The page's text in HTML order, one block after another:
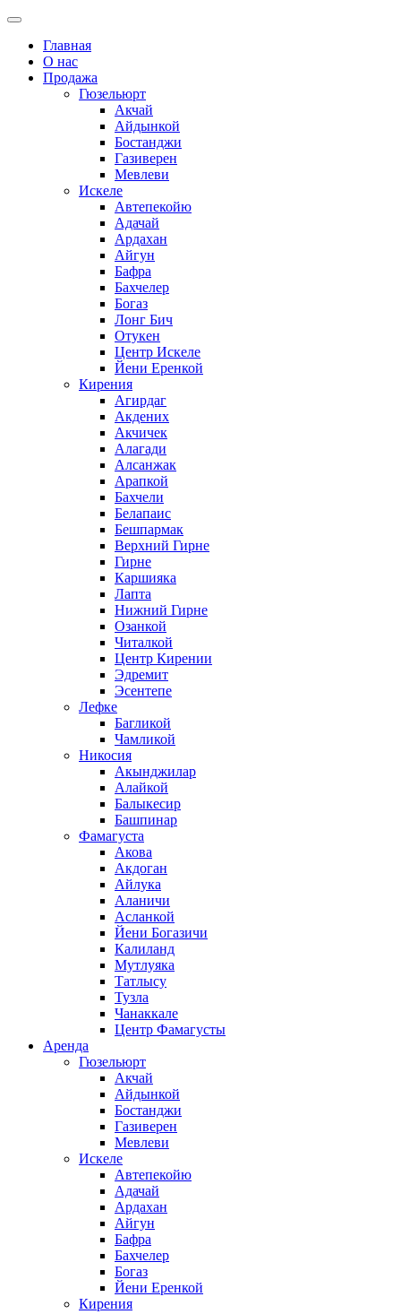
Главная
О нас
Продажа
Гюзельюрт
Акчай
Айдынкой
Бостанджи
Газиверен
Мевлеви
Искеле
Автепекойю
Адачай
Ардахан
Айгун
Бафра
Бахчелер
Богаз
Лонг Бич
Отукен
Центр Искеле
Йени Еренкой
Кирения
Агирдаг
Акдених
Акчичек
Алагади
Алсанжак
Арапкой
Бахчели
Белапаис
Бешпармак
Верхний Гирне
Гирне
Каршияка
Лапта
Нижний Гирне
Озанкой
Читалкой
Центр Кирении
Эдремит
Эсентепе
Лефке
Багликой
Чамликой
Никосия
Акынджилар
Алайкой
Балыкесир
Башпинар
Фамагуста
Акова
Акдоган
Айлука
Аланичи
Асланкой
Йени Богазичи
Калиланд
Мутлуяка
Татлысу
Тузла
Чанаккале
Центр Фамагусты
Аренда
Гюзельюрт
Акчай
Айдынкой
Бостанджи
Газиверен
Мевлеви
Искеле
Автепекойю
Адачай
Ардахан
Айгун
Бафра
Бахчелер
Богаз
Йени Еренкой
Кирения